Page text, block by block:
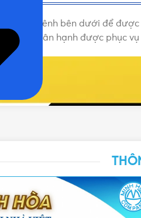
các kênh bên dưới để
Rất hân hạnh được phục vụ